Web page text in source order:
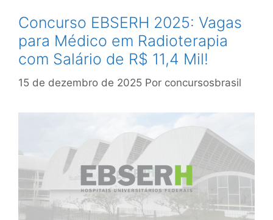
Concurso EBSERH 2025: Vagas
para Médico em Radioterapia
com Salário de R$ 11,4 Mil!
15 de dezembro de 2025 Por concursosbrasil